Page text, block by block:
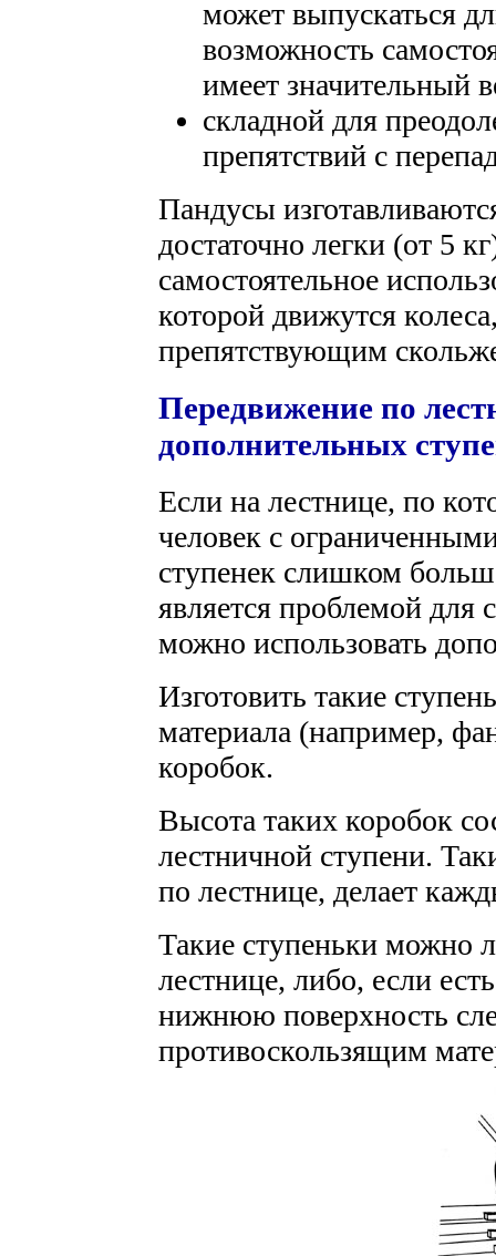
может выпускаться
возможность
имеет значительный
складной для
препятствий с
Пандусы
достаточно легки (от 5
самостоятельное
которой движутся
препятствующим
Передвижение по
дополнительных
Если на лестнице, по
человек с
ступенек слишком
является проблемой для
можно использовать
Изготовить такие
материала (например,
коробок.
Высота таких коробок
лестничной ступени.
по лестнице, делает
Такие ступеньки можно
лестнице, либо, если
нижнюю поверхность
противоскользящим